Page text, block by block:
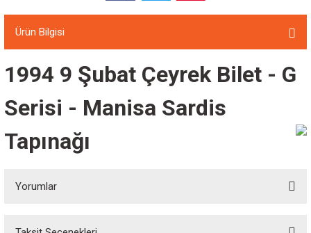
Ürün Bilgisi
1994 9 Şubat Çeyrek Bilet - G
Serisi - Manisa Sardis
Tapınağı
Yorumlar